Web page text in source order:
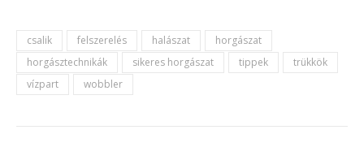
csalik felszerelés halászat
horgászat
horgásztechnikák
sikeres horgászat tippek
trükkök
vízpart
wobbler